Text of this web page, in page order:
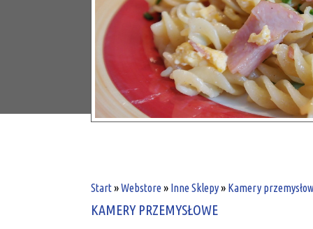
Start»Webstore» Inne Sklepy» Kamery
KAMERY PRZEMYSŁOWE